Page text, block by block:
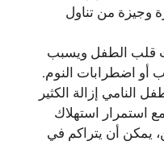
وجيزة من تناول
قلب الطفل ويسبب
أو اضطرابات النوم.
النامي إزالة الكثير
استمرار استهلاك
يمكن أن يتراكم في